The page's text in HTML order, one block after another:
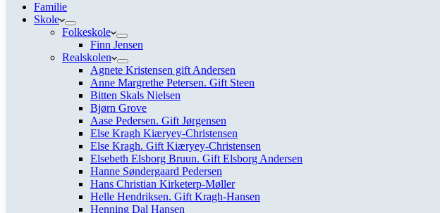
Familie
Skole
Folkeskole
Finn Jensen
Realskolen
Agnete Kristensen gift Andersen
Anne Margrethe Petersen. Gift Steen
Bitten Skals Nielsen
Bjørn Grove
Aase Pedersen. Gift Jørgensen
Else Kragh Kiæryey-Christensen
Else Kragh. Gift Kiæryey-Christensen
Elsebeth Elsborg Bruun. Gift Elsborg Andersen
Hanne Søndergaard Pedersen
Hans Christian Kirketerp-Møller
Helle Hendriksen. Gift Kragh-Hansen
Henning Dal Hansen